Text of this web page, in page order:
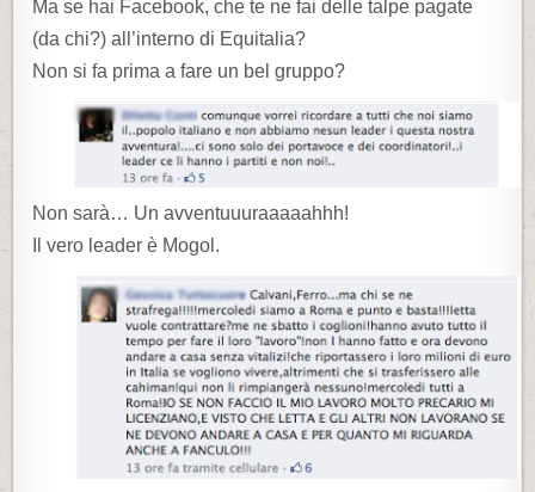
Ma se hai Facebook, che te ne fai delle talpe pagate
(da chi?) all’interno di Equitalia?
Non si fa prima a fare un bel gruppo?
Non sarà… Un avventuuuraaaaahhh!
Il vero leader è Mogol.